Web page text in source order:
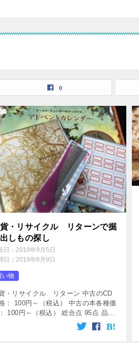
0
・リサイクル リターンで掘
しもの探し
日： 2019年9月5日
日： 2019年8月9日
い物
・リサイクル リターン 中古のCD
： 100円～（税込） 中古の本各種価
100円～（税込） 総合点 95点 品数
口コミ 3.5 コスパ 4.5 雑貨・リサイ
ル リターンに関する情報 JR柏駅から